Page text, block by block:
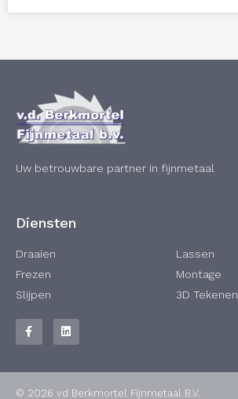
Uw betrouwbare partner in fijnmetaal
Diensten
Draaien
Frezen
Slijpen
Lassen
Montage
3D Tekenen
© 2026 vd Berkmortel Fijnmetaal B.V.